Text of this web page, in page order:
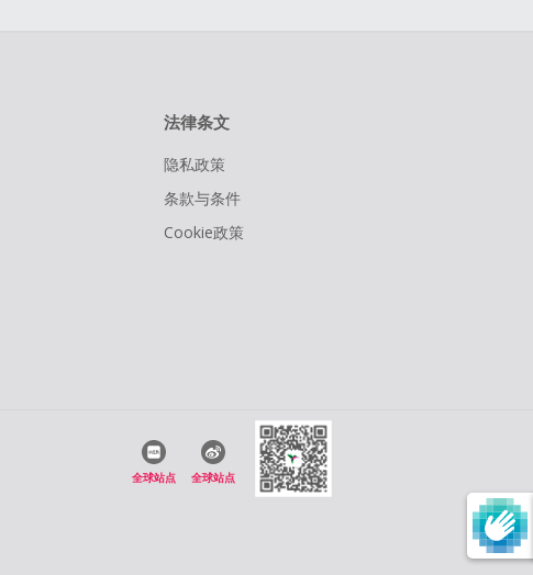
法律条文
隐私政策
条款与条件
Cookie政策
全球站点 全球站点